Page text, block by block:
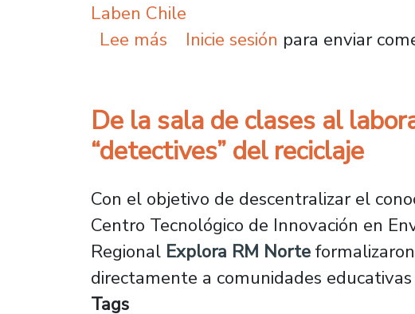
Laben Chile
Lee más sobre Laben Chile se
Inicie sesión para enviar
De la sala de clases al
“detectives” del reciclaje
Con el objetivo de descentralizar el
Centro Tecnológico de Innovación en
Regional Explora RM Norte
directamente a comunidades
Tags